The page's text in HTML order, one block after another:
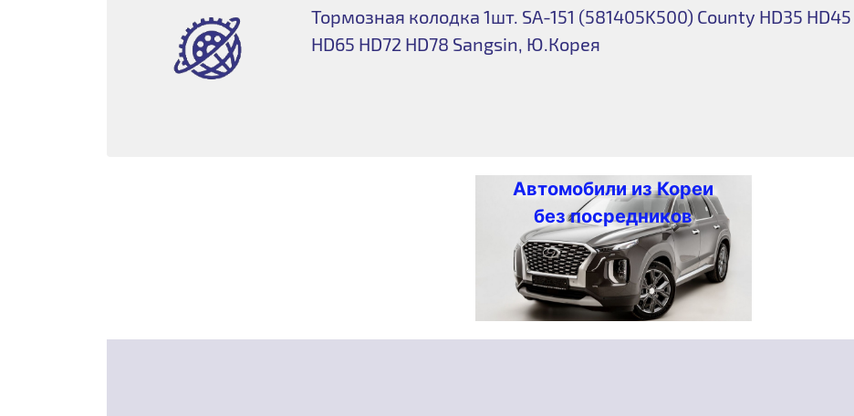
Тормозная колодка 1шт. SA-151 (581405K500) County HD35 HD45
HD65 HD72 HD78 Sangsin, Ю.Корея
Автомобили из Кореи
без посредников